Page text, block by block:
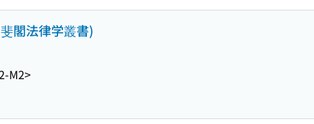
閣法律学叢書)
M2>